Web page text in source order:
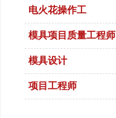
电火花操作工
模具项目质量工程师
模具设计
项目工程师